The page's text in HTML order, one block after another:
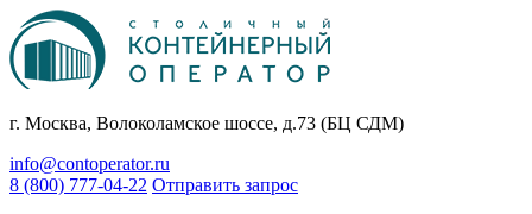
г. Москва, Волоколамское шоссе, д.73 (БЦ СДМ)
info@contoperator.ru
8 (800) 777-04-22 Отправить запрос